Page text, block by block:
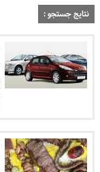
نتایج جستجو :